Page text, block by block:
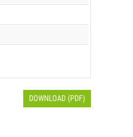
DOWNLOAD (PDF)